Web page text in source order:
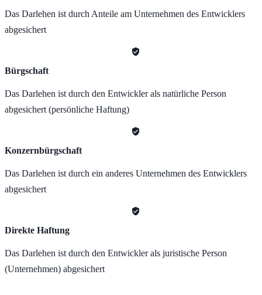
Das Darlehen ist durch Anteile am Unternehmen des Entwicklers
abgesichert
Bürgschaft
Das Darlehen ist durch den Entwickler als natürliche Person
abgesichert (persönliche Haftung)
Konzernbürgschaft
Das Darlehen ist durch ein anderes Unternehmen des Entwicklers
abgesichert
Direkte Haftung
Das Darlehen ist durch den Entwickler als juristische Person
(Unternehmen) abgesichert